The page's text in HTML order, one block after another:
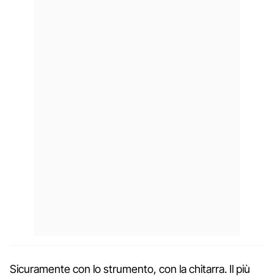
Sicuramente con lo strumento, con la chitarra. Il più